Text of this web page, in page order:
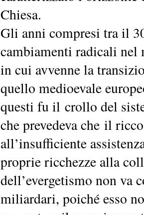
Chiesa.
Gli anni compresi tra il
cambiamenti radicali nel
in cui avvenne la
quello medioevale
questi fu il crollo del
che prevedeva che il
all’insufficiente
proprie ricchezze alla
dell’evergetismo non va
miliardari, poiché esso